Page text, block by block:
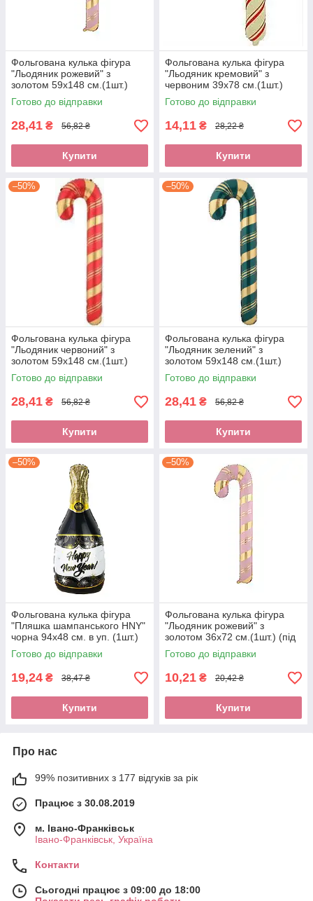
Фольгована кулька фігура
"Льодяник рожевий" з
золотом 59х148 см.(1шт.)
Готово до відправки
28,41 ₴ 56,82 ₴
Купити
Фольгована кулька фігура
"Льодяник кремовий" з
червоним 39х78 см.(1шт.)
Готово до відправки
14,11 ₴ 28,22 ₴
Купити
–50%
Фольгована кулька фігура
"Льодяник червоний" з
золотом 59х148 см.(1шт.)
Готово до відправки
28,41 ₴ 56,82 ₴
Купити
–50%
Фольгована кулька фігура
"Льодяник зелений" з
золотом 59х148 см.(1шт.)
Готово до відправки
28,41 ₴ 56,82 ₴
Купити
–50%
Фольгована кулька фігура
"Пляшка шампанського HNY"
чорна 94х48 см. в уп. (1шт.)
Готово до відправки
19,24 ₴ 38,47 ₴
Купити
–50%
Фольгована кулька фігура
"Льодяник рожевий" з
золотом 36х72 см.(1шт.) (під
повітря)
Готово до відправки
10,21 ₴ 20,42 ₴
Купити
Про нас
99% позитивних з 177 відгуків за рік
Працює з 30.08.2019
м. Івано-Франківськ
Івано-Франківськ, Україна
Контакти
Сьогодні працює з 09:00 до 18:00